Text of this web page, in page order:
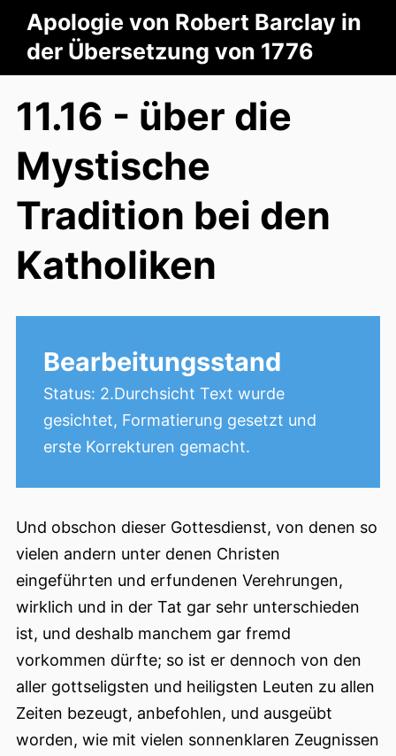
Apologie von Robert Barclay in
der Übersetzung von 1776
11.16 - über die
Mystische
Tradition bei den
Katholiken
Bearbeitungsstand
Status: 2.Durchsicht Text wurde
gesichtet, Formatierung gesetzt und
erste Korrekturen gemacht.
Und obschon dieser Gottesdienst, von denen so
vielen andern unter denen Christen
eingeführten und erfundenen Verehrungen,
wirklich und in der Tat gar sehr unterschieden
ist, und deshalb manchem gar fremd
vorkommen dürfte; so ist er dennoch von den
aller gottseligsten und heiligsten Leuten zu allen
Zeiten bezeugt, anbefohlen, und ausgeübt
worden, wie mit vielen sonnenklaren Zeugnissen